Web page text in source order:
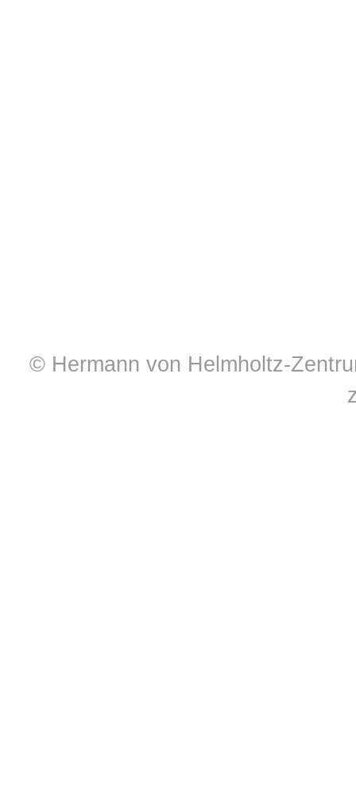
© Hermann von Helmholtz-